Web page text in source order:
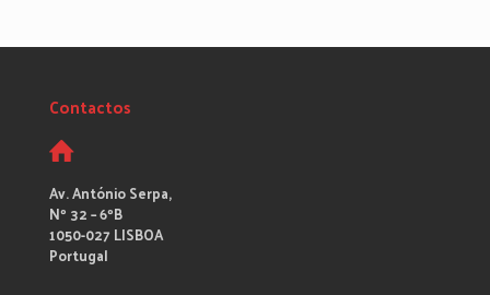
Contactos
Av. António Serpa,
Nº 32 – 6ºB
1050-027 LISBOA
Portugal